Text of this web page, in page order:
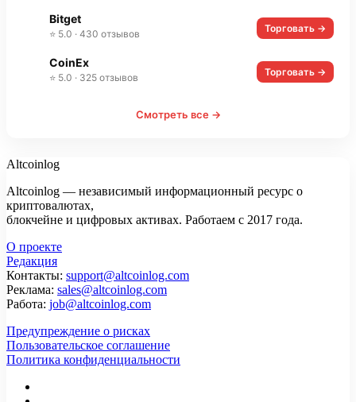
Bitget
⭐ 5.0 · 430 отзывов Торговать →
CoinEx
⭐ 5.0 · 325 отзывов Торговать →
Смотреть все →
Altcoinlog
Altcoinlog — независимый информационный ресурс о
криптовалютах,
блокчейне и цифровых активах. Работаем с 2017 года.
О проекте
Редакция
Контакты: support@altcoinlog.com
Реклама: sales@altcoinlog.com
Работа: job@altcoinlog.com
Предупреждение о рисках
Пользовательское соглашение
Политика конфиденциальности